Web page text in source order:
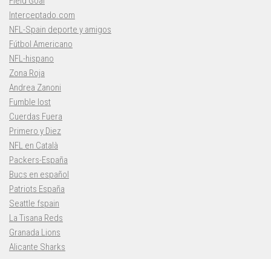
Interceptado.com
NFL-Spain deporte y amigos
Fútbol Americano
NFL-hispano
Zona Roja
Andrea Zanoni
Fumble lost
Cuerdas Fuera
Primero y Diez
NFL en Català
Packers-España
Bucs en español
Patriots España
Seattle fspain
La Tisana Reds
Granada Lions
Alicante Sharks